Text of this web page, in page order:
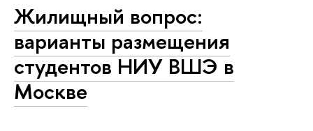
Жилищный вопрос:
варианты размещения
студентов НИУ ВШЭ в
Москве